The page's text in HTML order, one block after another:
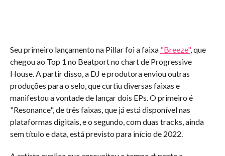
Seu primeiro lançamento na Pillar foi a faixa "Breeze", que
chegou ao Top 1 no Beatport no chart de Progressive
House. A partir disso, a DJ e produtora enviou outras
produções para o selo, que curtiu diversas faixas e
manifestou a vontade de lançar dois EPs. O primeiro é
"Resonance", de três faixas, que já está disponível nas
plataformas digitais, e o segundo, com duas tracks, ainda
sem título e data, está previsto para início de 2022.